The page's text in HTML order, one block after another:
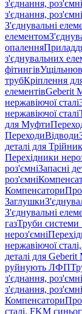
з'єднання, роз'ємні
з'єднання, роз'ємні
З'єднувальні
елементом
опалення
з'єднувальних
фітингів
трубКріплення
елементівGeberit
нержавіючої сталі
нержавіючої сталі
для Муфти
ПереходиВідводи
деталі для
Перехідники
роз'ємніЗапасні
роз'ємні
Компенсатори
Заглушки
З'єднувальні
газТруби системи
нероз'ємні
нержавіючої
деталі для
руйнують ЛФП
з'єднання, роз'ємні
з'єднання, роз'ємні
Компенсатори
сталі, FKM